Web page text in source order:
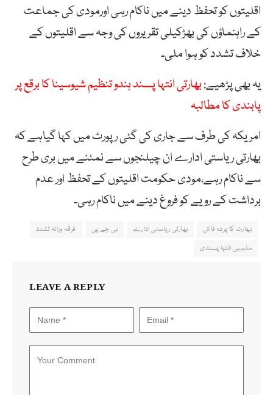
اقلیتوں کو تحفظ دینے میں ناکام رہی اورمودی کی جماعت
کے راہنماؤں کی بھڑکیلی تقریروں کی وجہ سے اقلیتوں کے
خلاف تشدد کو ہوا ملی۔
یہ بھی پڑھیے:بھارتی انتہا پسند ہندو تنظیم شیوسینا کا برقع پر
پابندی کا مطالبہ
امریکہ کی طرف سے جاری کی گئی رپورٹ میں کہا گیاہے کہ
بھارتی ریاستی ادارے ان چیلنجوں سے نمٹنے میں بری طرح
سے ناکام رہے،مودی حکومت اقلیتوں کے تحفظ اور عدم
برداشت کے رویے کو فروغ دینے میں ناکام رہی۔
بھارت کا پردہ فاش بھارتی ریاستی ادارے بی جے پی
فرقہ ورانہ تشدد
مذہبی انتہا پسندی
LEAVE A REPLY